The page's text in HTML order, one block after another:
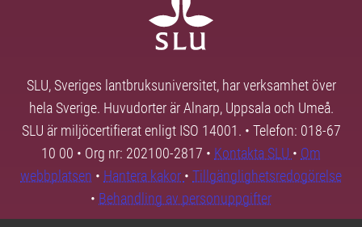
SLU, Sveriges lantbruksuniversitet, har verksamhet över
hela Sverige. Huvudorter är Alnarp, Uppsala och Umeå.
SLU är miljöcertifierat enligt ISO 14001. • Telefon: 018-67
10 00 • Org nr: 202100-2817 • Kontakta SLU • Om
webbplatsen • Hantera kakor • Tillgänglighetsredogörelse
• Behandling av personuppgifter